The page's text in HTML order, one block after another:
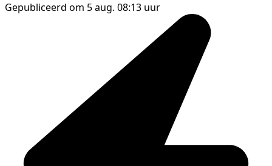
Gepubliceerd om 5 aug. 08:13 uur